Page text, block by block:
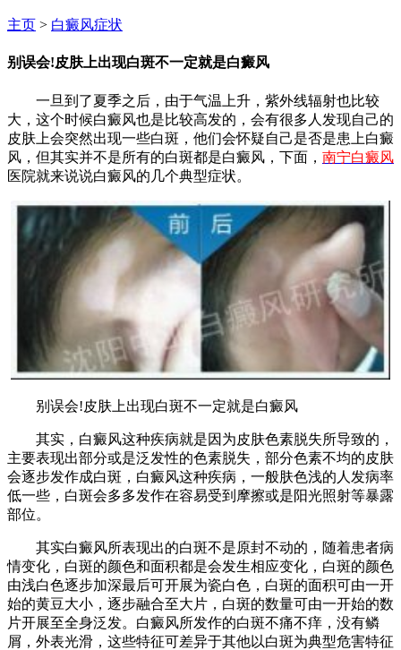
主页 > 白癜风症状
别误会!皮肤上出现白斑不一定就是白癜风
一旦到了夏季之后，由于气温上升，紫外线辐射也比较
大，这个时候白癜风也是比较高发的，会有很多人发现自己的
皮肤上会突然出现一些白斑，他们会怀疑自己是否是患上白癜
风，但其实并不是所有的白斑都是白癜风，下面， 南宁白癜风
医院就来说说白癜风的几个典型症状。
别误会!皮肤上出现白斑不一定就是白癜风
其实，白癜风这种疾病就是因为皮肤色素脱失所导致的，
主要表现出部分或是泛发性的色素脱失，部分色素不均的皮肤
会逐步发作成白斑，白癜风这种疾病，一般肤色浅的人发病率
低一些，白斑会多多发作在容易受到摩擦或是阳光照射等暴露
部位。
其实白癜风所表现出的白斑不是原封不动的，随着患者病
情变化，白斑的颜色和面积都是会发生相应变化，白斑的颜色
由浅白色逐步加深最后可开展为瓷白色，白斑的面积可由一开
始的黄豆大小，逐步融合至大片，白斑的数量可由一开始的数
片开展至全身泛发。白癜风所发作的白斑不痛不痒，没有鳞
屑，外表光滑，这些特征可差异于其他以白斑为典型危害特征